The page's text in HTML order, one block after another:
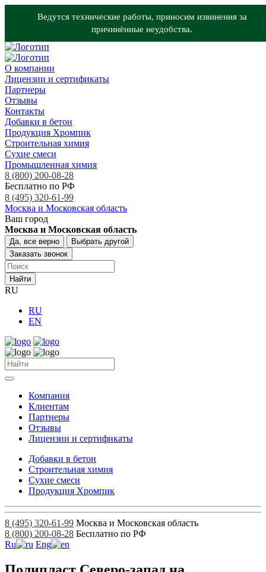
Ведутся технические работы, приносим извинения за
причинённые неудобства.
О компании
Лицензии и сертификаты
Партнеры
Отзывы
Контакты
Добавки в бетон
Продукция Хромпик
Строительная химия
Сухие смеси
Промышленная химия
8 (800) 200-08-28
Бесплатно по РФ
8 (495) 320-61-99
Москва и Московская область
Ваш город
Москва и Московская область
Да, все верно
Выбрать другой
Заказать звонок
Найти
RU
RU
EN
Компания
Клиентам
Партнеры
Отзывы
Лицензии и сертификаты
Добавки в бетон
Строительная химия
Сухие смеси
Продукция Хромпик
8 (495) 320-61-99 Москва и Московская область
8 (800) 200-08-28 Бесплатно по РФ
Ru
Eng